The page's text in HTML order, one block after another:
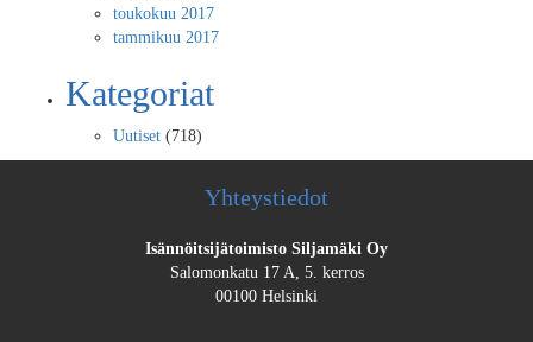
toukokuu 2017
tammikuu 2017
Kategoriat
Uutiset (718)
Yhteystiedot
Isännöitsijätoimisto Siljamäki Oy
Salomonkatu 17 A, 5. kerros
00100 Helsinki